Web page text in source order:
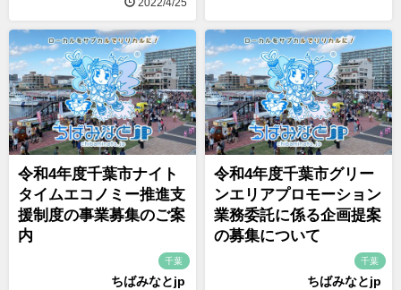
2022/4/25
令和4年度千葉市ナイト
タイムエコノミー推進支
援制度の事業募集のご案
内
千葉
ちばみなとjp
令和4年度千葉市グリー
ンエリアプロモーション
業務委託に係る企画提案
の募集について
千葉
ちばみなとjp